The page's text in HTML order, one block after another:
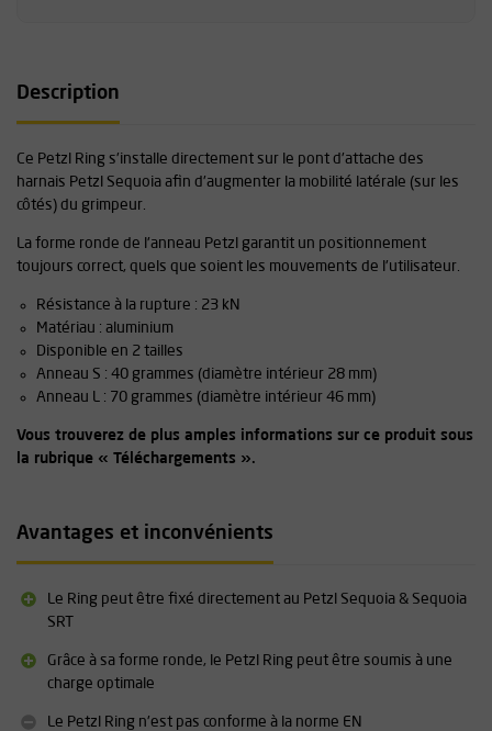
Description
Ce Petzl Ring s'installe directement sur le pont d'attache des
harnais Petzl Sequoia afin d'augmenter la mobilité latérale (sur les
côtés) du grimpeur.
La forme ronde de l'anneau Petzl garantit un positionnement
toujours correct, quels que soient les mouvements de l'utilisateur.
Résistance à la rupture : 23 kN
Matériau : aluminium
Disponible en 2 tailles
Anneau S : 40 grammes (diamètre intérieur 28 mm)
Anneau L : 70 grammes (diamètre intérieur 46 mm)
Vous trouverez de plus amples informations sur ce produit sous
la rubrique « Téléchargements ».
Avantages et inconvénients
Le Ring peut être fixé directement au Petzl Sequoia & Sequoia
SRT
Grâce à sa forme ronde, le Petzl Ring peut être soumis à une
charge optimale
Le Petzl Ring n'est pas conforme à la norme EN